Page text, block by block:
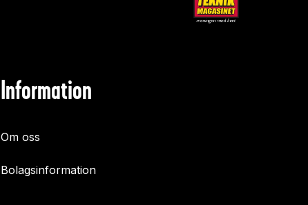
Information
Om oss
Bolagsinformation